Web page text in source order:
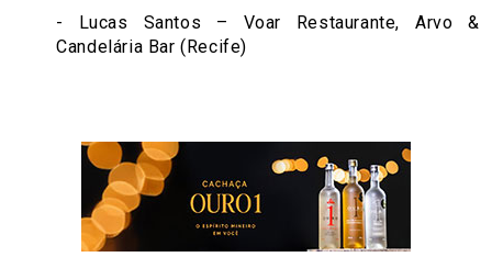
- Lucas Santos – Voar Restaurante, Arvo &
Candelária Bar (Recife)